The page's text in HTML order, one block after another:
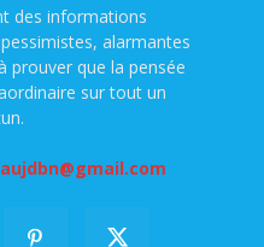
des informations
alarmantes
prouver que la pensée
sur tout un